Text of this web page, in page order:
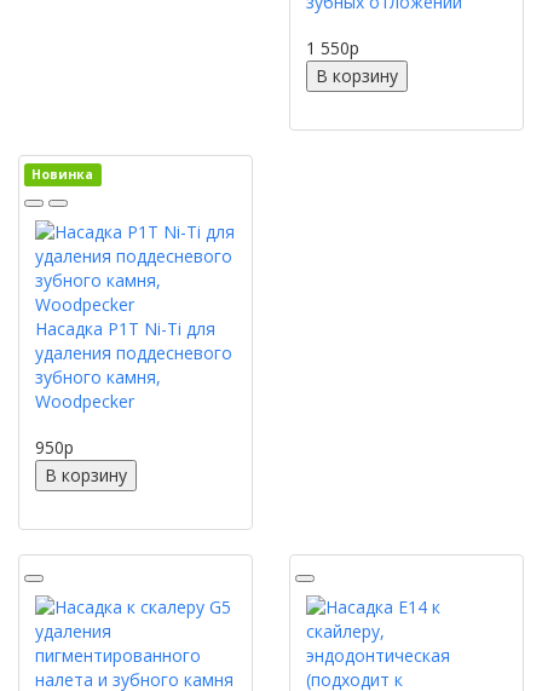
1 550p
В корзину
Новинка
Насадка P1T Ni-Ti для
удаления поддесневого
зубного камня,
Woodpecker
950p
В корзину